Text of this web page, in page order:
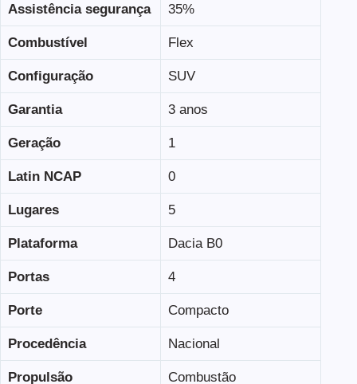
Assistência segurança 35%
Combustível Flex
Configuração SUV
Garantia 3 anos
Geração 1
Latin NCAP 0
Lugares 5
Plataforma Dacia B0
Portas 4
Porte Compacto
Procedência Nacional
Propulsão Combustão